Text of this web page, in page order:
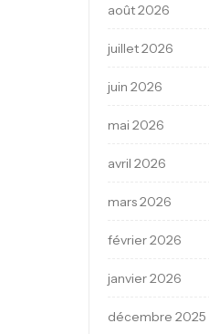
août 2026
juillet 2026
juin 2026
mai 2026
avril 2026
mars 2026
février 2026
janvier 2026
décembre 2025